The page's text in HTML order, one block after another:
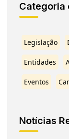
Categoria
Legislação
Entidades
Eventos
Notícias